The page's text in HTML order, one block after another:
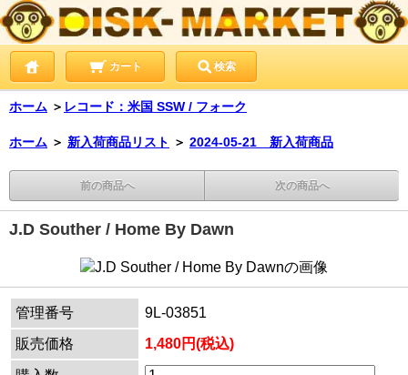
カート 検索
ホーム ＞ レコード：米国 SSW / フォーク
ホーム ＞ 新入荷商品リスト ＞ 2024-05-21 新入荷商品
前の商品へ 次の商品へ
J.D Souther / Home By Dawn
管理番号
9L-03851
販売価格
1,480円(税込)